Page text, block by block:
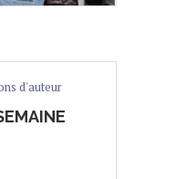
d'auteur